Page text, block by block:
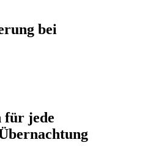
bei
für jede